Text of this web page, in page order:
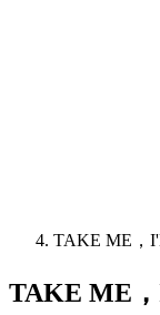
TAKE ME，
TAKE ME